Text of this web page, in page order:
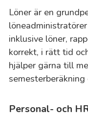
Löner är en
inklusive löner,
korrekt, i rätt tid
hjälper gärna till
Personal- och